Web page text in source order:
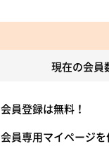
現在の会員
会員登録は無料！
会員専用マイページを